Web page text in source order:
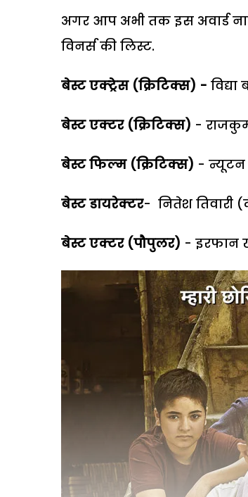
अगर आप अभी तक इस अवार्ड
विनर्स की लिस्ट.
बेस्ट एक्ट्रेस (क्रिटिक्स) -
बेस्ट एक्टर (क्रिटिक्स) -
बेस्ट फिल्म (क्रिटिक्स) - न्यूटन
बेस्ट डायरेक्टर- नितेश तिवारी
बेस्ट एक्टर (पौपुलर) - इरफान